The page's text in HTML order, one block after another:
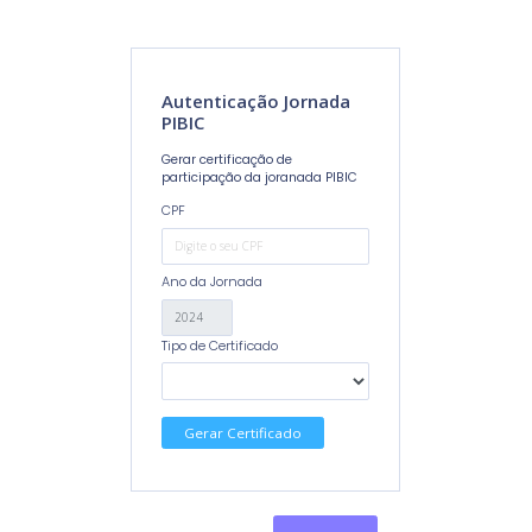
Autenticação Jornada
PIBIC
Gerar certificação de
participação da joranada PIBIC
CPF
Ano da Jornada
Tipo de Certificado
Gerar Certificado